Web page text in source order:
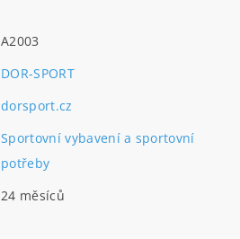
A2003
DOR-SPORT
dorsport.cz
Sportovní vybavení a sportovní
potřeby
24 měsíců